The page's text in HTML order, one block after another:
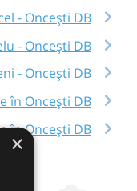
- Oncești DB
- Oncești DB
- Oncești DB
în Oncești DB
în Oncești DB
×